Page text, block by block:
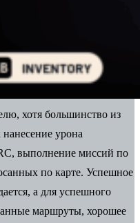
хотя большинство из
урона
выполнение миссий по
по карте. Успешное
а для успешного
маршруты, хорошее